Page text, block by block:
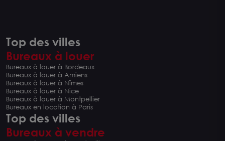
Top des villes
Bureaux à louer
Bureaux à louer à Bordeaux
Bureaux à louer à Amiens
Bureaux à louer à Nîmes
Bureaux à louer à Nice
Bureaux à louer à Montpellier
Bureaux en location à Paris
Top des villes
Bureaux à vendre